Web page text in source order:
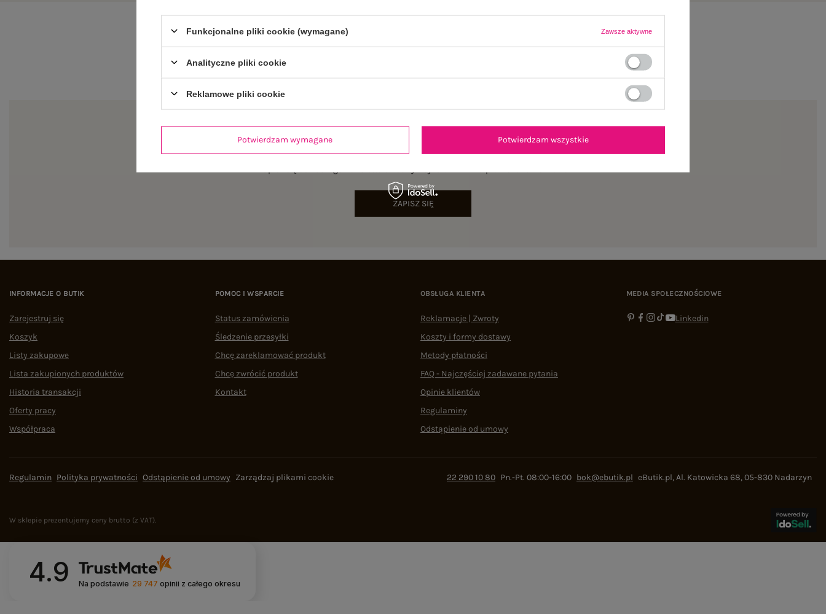
ZAPISZ SIĘ
INFORMACJE O BUTIK
Zarejestruj się
Koszyk
Listy zakupowe
Lista zakupionych produktów
Historia transakcji
Oferty pracy
Współpraca
POMOC I WSPARCIE
Status zamówienia
Śledzenie przesyłki
Chcę zareklamować produkt
Chcę zwrócić produkt
Kontakt
OBSŁUGA KLIENTA
Reklamacje | Zwroty
Koszty i formy dostawy
Metody płatności
FAQ - Najczęściej zadawane pytania
Opinie klientów
Regulaminy
Odstąpienie od umowy
MEDIA SPOŁECZNOŚCIOWE
Linkedin
Regulamin Polityka prywatności Odstąpienie od umowy Zarządzaj plikami cookie 22 290 10 80 Pn.-Pt. 08:00-16:00 bok@ebutik.pl eButik.pl,Al. Katowicka 68,05-830 Nadarzyn
W sklepie prezentujemy ceny brutto (z VAT).
4.9 Na podstawie 29 747 opinii z całego okresu
Funkcjonalne pliki cookie (wymagane) Zawsze aktywne
Analityczne pliki cookie
Reklamowe pliki cookie
Potwierdzam wymagane Potwierdzam wszystkie